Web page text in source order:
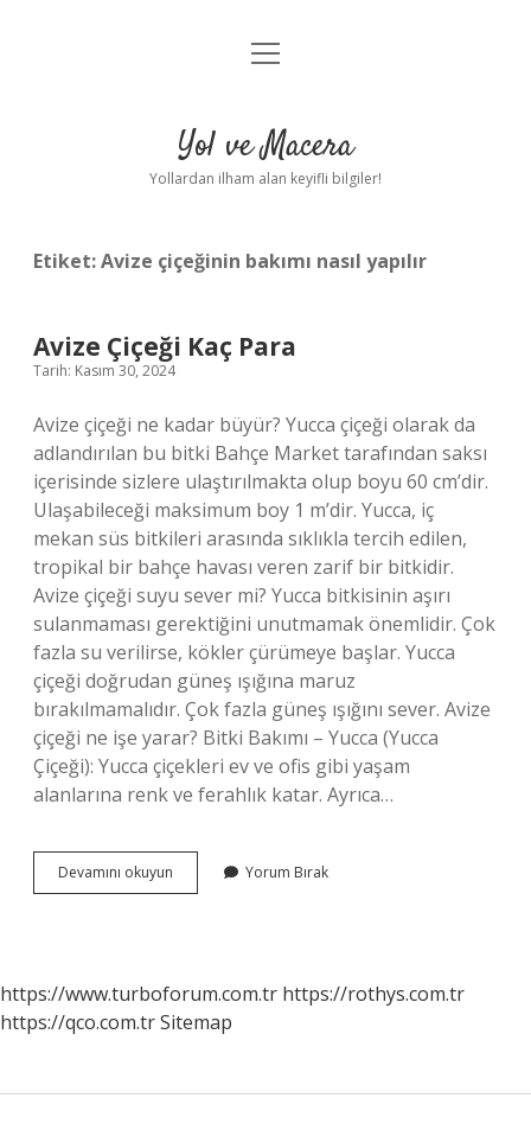
Anasayfa
Yasal Uyarı
menüyü
Yol ve Macera
Yollardan ilham alan keyifli bilgiler!
Etiket:Avize çiçeğinin bakımı nasıl yapılır
Avize Çiçeği Kaç Para
Tarih: Kasım 30, 2024
Avize çiçeği ne kadar büyür? Yucca çiçeği olarak da
adlandırılan bu bitki Bahçe Market tarafından saksı
içerisinde sizlere ulaştırılmakta olup boyu 60 cm’dir.
Ulaşabileceği maksimum boy 1 m’dir. Yucca, iç
mekan süs bitkileri arasında sıklıkla tercih edilen,
tropikal bir bahçe havası veren zarif bir bitkidir.
Avize çiçeği suyu sever mi? Yucca bitkisinin aşırı
sulanmaması gerektiğini unutmamak önemlidir. Çok
fazla su verilirse, kökler çürümeye başlar. Yucca
çiçeği doğrudan güneş ışığına maruz
bırakılmamalıdır. Çok fazla güneş ışığını sever. Avize
çiçeği ne işe yarar? Bitki Bakımı – Yucca (Yucca
Çiçeği): Yucca çiçekleri ev ve ofis gibi yaşam
alanlarına renk ve ferahlık katar. Ayrıca…
Devamını okuyun
Çiçeği
Yorum Bırak
https://www.turboforum.com.tr https://rothys.com.tr
https://qco.com.trSitemap